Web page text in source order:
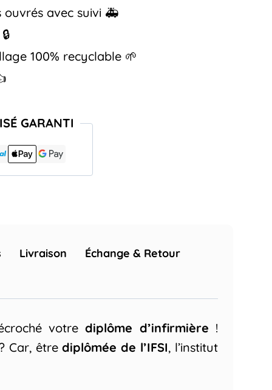
avec suivi 🚑
100% recyclable 🌱
GARANTI
Livraison Échange & Retour
votrediplôme d’infirmière !
Car, êtrediplômée de l’IFSI, l’institut